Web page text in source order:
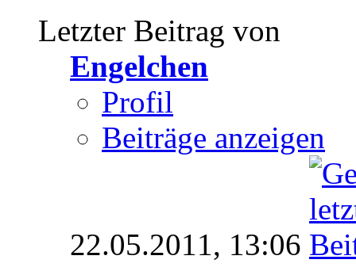
Letzter Beitrag von
Engelchen
Profil
Beiträge anzeigen
22.05.2011, 13:06